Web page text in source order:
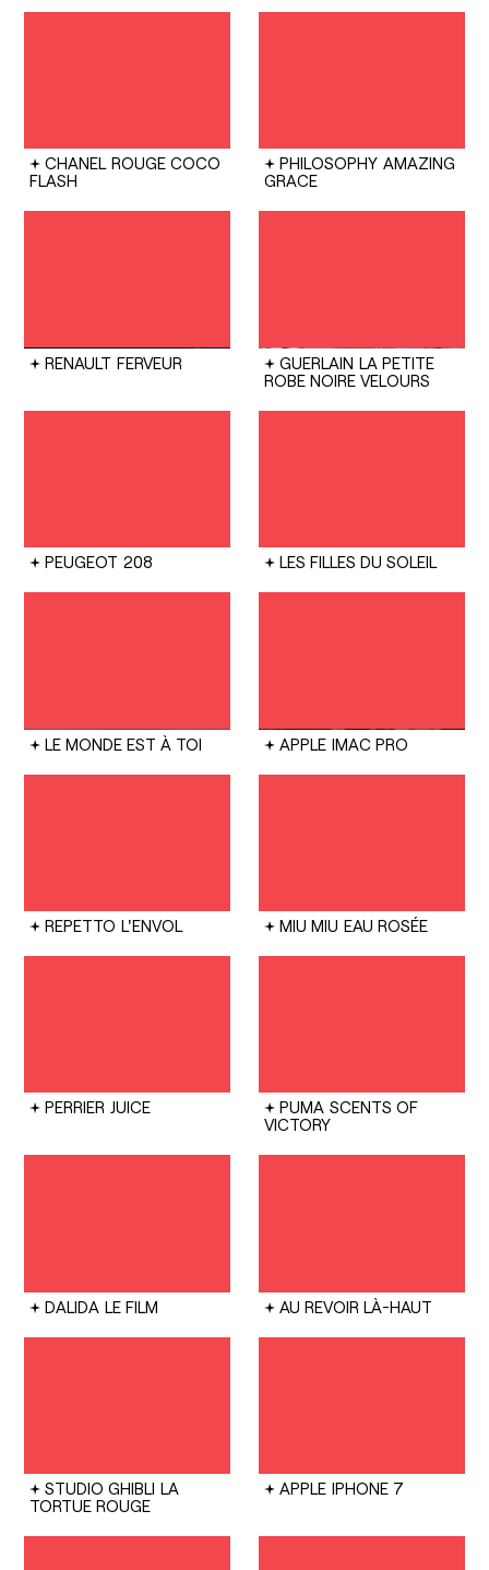
CHANEL ROUGE COCO
FLASH
PHILOSOPHY AMAZING
GRACE
RENAULT FERVEUR GUERLAIN LA PETITE
ROBE NOIRE VELOURS
PEUGEOT 208 LES FILLES DU SOLEIL
LE MONDE EST À TOI APPLE IMAC PRO
REPETTO L'ENVOL MIU MIU EAU ROSÉE
PERRIER JUICE PUMA SCENTS OF
VICTORY
DALIDA LE FILM AU REVOIR LÀ-HAUT
STUDIO GHIBLI LA
TORTUE ROUGE
APPLE IPHONE 7